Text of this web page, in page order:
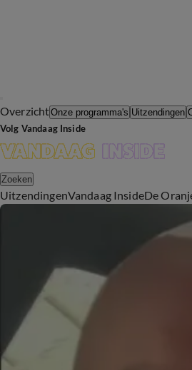
OverzichtOnze programma's Uitzendingen
Volg Vandaag Inside
Zoeken
UitzendingenVandaag InsideDe